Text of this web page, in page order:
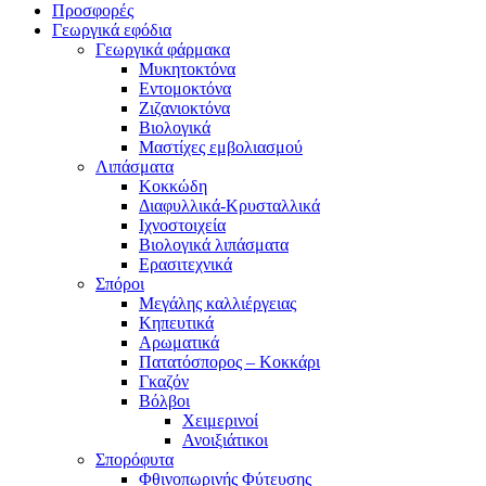
Προσφορές
Γεωργικά εφόδια
Γεωργικά φάρμακα
Μυκητοκτόνα
Εντομοκτόνα
Ζιζανιοκτόνα
Βιολογικά
Μαστίχες εμβολιασμού
Λιπάσματα
Κοκκώδη
Διαφυλλικά-Κρυσταλλικά
Ιχνοστοιχεία
Βιολογικά λιπάσματα
Ερασιτεχνικά
Σπόροι
Μεγάλης καλλιέργειας
Κηπευτικά
Αρωματικά
Πατατόσπορος – Κοκκάρι
Γκαζόν
Βόλβοι
Χειμερινοί
Ανοιξιάτικοι
Σπορόφυτα
Φθινοπωρινής Φύτευσης